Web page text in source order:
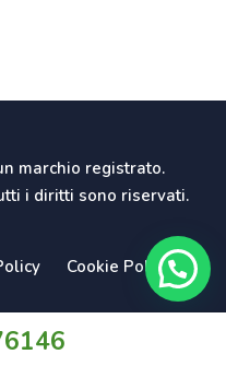
marchio registrato.
i diritti sono riservati.
Cookie Policy